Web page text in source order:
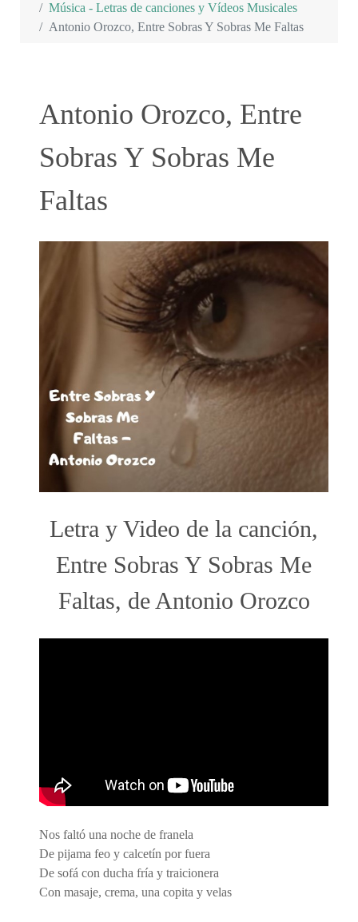
Música - Letras de canciones y Vídeos Musicales
Antonio Orozco, Entre Sobras Y Sobras Me Faltas
Antonio Orozco, Entre
Sobras Y Sobras Me
Faltas
Letra y Video de la canción,
Entre Sobras Y Sobras Me
Faltas, de Antonio Orozco
Nos faltó una noche de franela
De pijama feo y calcetín por fuera
De sofá con ducha fría y traicionera
Con masaje, crema, una copita y velas